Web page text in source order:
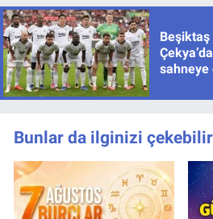
Beşiktaş
sahneye
Bunlar da ilginizi çekebilir